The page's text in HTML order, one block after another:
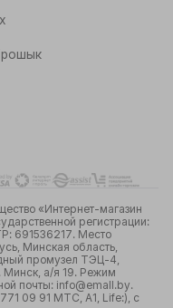
«Интернет-магазин
регистрации:
691536217. Место
Минская область,
промузел ТЭЦ-4,
Минск, а/я 19. Режим
почты: info@emall.by.
09 91 МТС, А1, Life:), с